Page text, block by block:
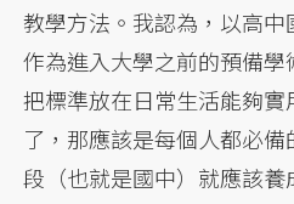
教學方法。我認為，以高
作為進入大學之前的預備學
把標準放在日常生活能夠
了，那應該是每個人都必
段（也就是國中）就應該